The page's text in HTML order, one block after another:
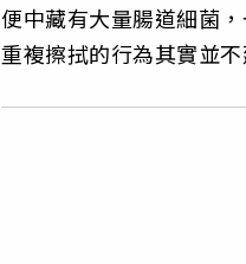
便中藏有大量腸道細菌
重複擦拭的行為其實並